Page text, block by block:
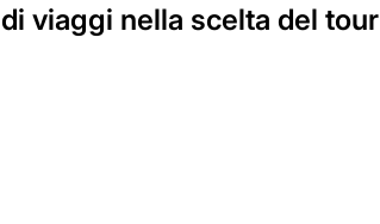
viaggi nella scelta del tour